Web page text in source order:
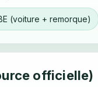
(voiture + remorque)
officielle)